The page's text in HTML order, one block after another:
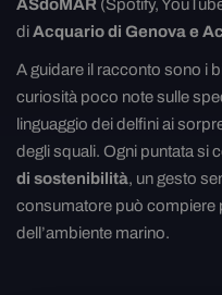
ASdoMAR (Spotify,
diAcquario di Genova e
A guidare il racconto sono i
curiosità poco note sulle
linguaggio dei delfini ai
degli squali. Ogni puntata si
di sostenibilità, un gesto
consumatore può compiere
dell’ambiente marino.